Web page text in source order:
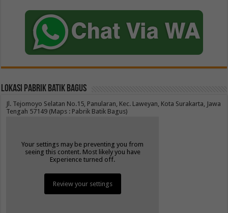
Lokasi Pabrik Batik Bagus
Jl. Tejomoyo Selatan No.15, Panularan, Kec. Laweyan, Kota Surakarta, Jawa
Tengah 57149 (Maps : Pabrik Batik Bagus)
Your settings may be preventing you from
seeing this content. Most likely you have
Experience turned off.
Review your settings